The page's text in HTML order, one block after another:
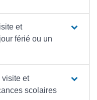
et
férié ou un
visite et
scolaires